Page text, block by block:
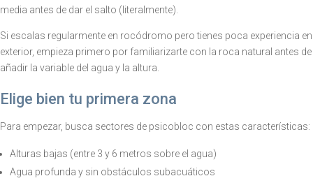
media antes de dar el salto (literalmente).
Si escalas regularmente en rocódromo pero tienes poca experiencia en
exterior, empieza primero por familiarizarte con la roca natural antes de
añadir la variable del agua y la altura.
Elige bien tu primera zona
Para empezar, busca sectores de psicobloc con estas características:
Alturas bajas (entre 3 y 6 metros sobre el agua)
Agua profunda y sin obstáculos subacuáticos